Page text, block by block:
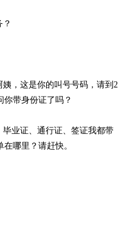
，这是你的叫号号码，请到 2
你带身份证了吗？
业证、通行证、签证我都带
哪里？请赶快。